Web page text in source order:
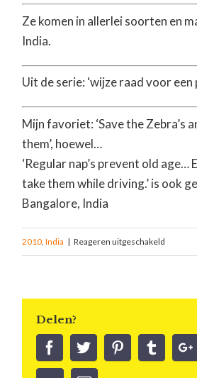
Ze komen in allerlei soorten en
India.
Uit de serie: ‘wijze raad voor een
Mijn favoriet: ‘Save the Zebra’s
them’, hoewel…
‘Regular nap’s prevent old age…
take them while driving.’ is ook
Bangalore, India
2010 India | Reageren uitgeschakeld
Delen?